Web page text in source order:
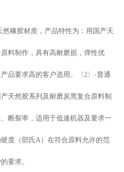
然橡胶材质，产品特性为：用国产天
料制作，具有高耐磨损，弹性优
品要求高的客户选用。〈2〉-普通
天然胶系列及耐磨炭黑复合原料制
断裂率，适用于低速机器及要求一
度（邵氏A）在符合原料允许的范
要求。